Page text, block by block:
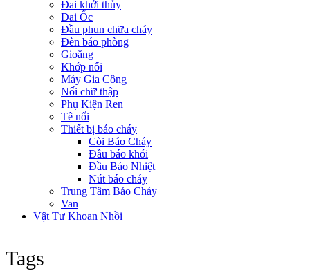
Đai khởi thủy
Đai Ốc
Đầu phun chữa cháy
Đèn báo phòng
Gioăng
Khớp nối
Máy Gia Công
Nối chữ thập
Phụ Kiện Ren
Tê nối
Thiết bị báo cháy
Còi Báo Cháy
Đầu báo khói
Đầu Báo Nhiệt
Nút báo cháy
Trung Tâm Báo Cháy
Van
Vật Tư Khoan Nhồi
Tags